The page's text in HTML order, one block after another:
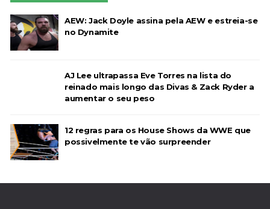
AEW: Jack Doyle assina pela AEW e estreia-se
no Dynamite
AJ Lee ultrapassa Eve Torres na lista do
reinado mais longo das Divas & Zack Ryder a
aumentar o seu peso
12 regras para os House Shows da WWE que
possivelmente te vão surpreender